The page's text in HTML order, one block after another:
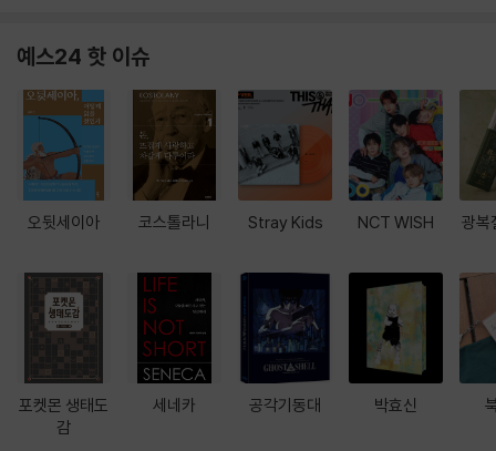
예스24 핫 이슈
오뒷세이아
포켓몬 생태도
감
코스톨라니
세네카
Stray Kids
공각기동대
NCT WISH
박효신
광복